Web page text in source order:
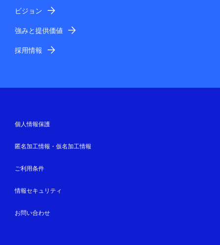
ビジョン
強みと提供価値
採用情報
個人情報保護
匿名加工情報・仮名加工情報
ご利用条件
情報セキュリティ
お問い合わせ